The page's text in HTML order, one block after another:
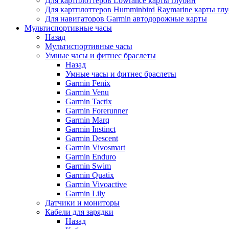
Для картплоттеров Humminbird Raymarine карты
Для навигаторов Garmin автодорожные карты
Мультиспортивные часы
Назад
Мультиспортивные часы
Умные часы и фитнес браслеты
Назад
Умные часы и фитнес браслеты
Garmin Fenix
Garmin Venu
Garmin Tactix
Garmin Forerunner
Garmin Marq
Garmin Instinct
Garmin Descent
Garmin Vivosmart
Garmin Enduro
Garmin Swim
Garmin Quatix
Garmin Vivoactive
Garmin Lily
Датчики и мониторы
Кабели для зарядки
Назад